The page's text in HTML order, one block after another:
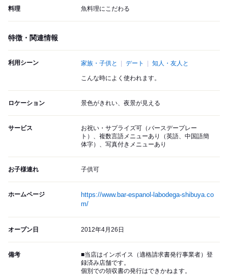
料理 魚料理にこだわる
特徴・関連情報
利用シーン 家族・子供と デート 知人・友人と
こんな時によく使われます。
ロケーション 景色がきれい、夜景が見える
サービス
お祝い・サプライズ可（バースデープレー
ト）、複数言語メニューあり（英語、中国語簡
体字）、写真付きメニューあり
お子様連れ 子供可
ホームページ
https://www.bar-espanol-labodega-shibuya.co
m/
オープン日 2012年4月26日
備考
■当店はインボイス（適格請求書発行事業者）登
録済み店舗です。
個別での領収書の発行はできかねます。